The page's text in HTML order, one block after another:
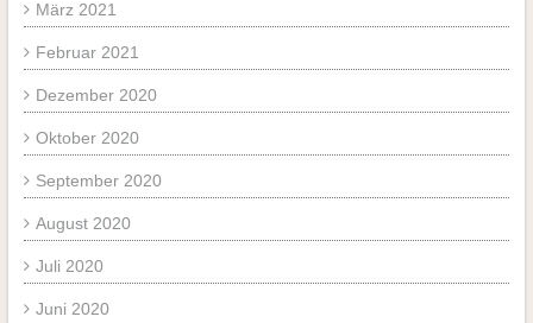
März 2021
Februar 2021
Dezember 2020
Oktober 2020
September 2020
August 2020
Juli 2020
Juni 2020